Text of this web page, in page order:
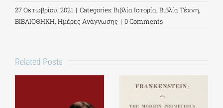
27 Οκτωβρίου, 2021 | Categories:Βιβλία Ιστορία, Βιβλία Τέχνη,
ΒΙΒΛΙΟΘΗΚΗ, Ημέρες Ανάγνωσης | 0 Comments
Related Posts